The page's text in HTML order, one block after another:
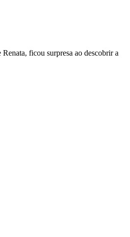
ficou surpresa ao descobrir a